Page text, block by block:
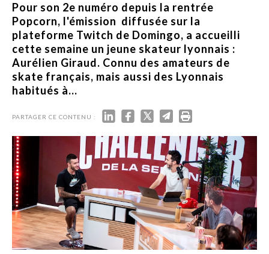
Pour son 2e numéro depuis la rentrée
Popcorn, l'émission diffusée sur la
plateforme Twitch de Domingo, a accueilli
cette semaine un jeune skateur lyonnais :
Aurélien Giraud. Connu des amateurs de
skate français, mais aussi des Lyonnais
habitués à...
PARTAGER CE CONTENU :